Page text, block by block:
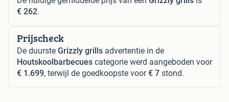
€ 262.
Prijscheck
De duurste Grizzly grills advertentie in de
Houtskoolbarbecues categorie werd aangeboden voor
€ 1.699, terwijl de goedkoopste voor€ 7 stond.